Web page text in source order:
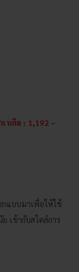
หลือ : 1,192 –
กแบบมาเพื่อให้ใช้
เข้ากับสไตล์การ